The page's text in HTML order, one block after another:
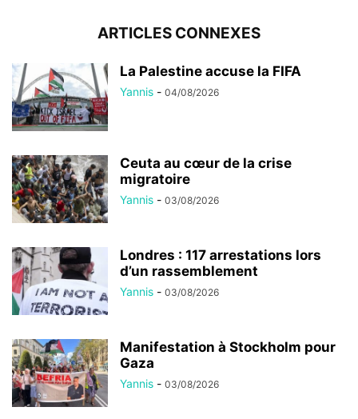
ARTICLES CONNEXES
La Palestine accuse la FIFA
Yannis - 04/08/2026
Ceuta au cœur de la crise
migratoire
Yannis - 03/08/2026
Londres : 117 arrestations lors
d’un rassemblement
Yannis - 03/08/2026
Manifestation à Stockholm pour
Gaza
Yannis - 03/08/2026